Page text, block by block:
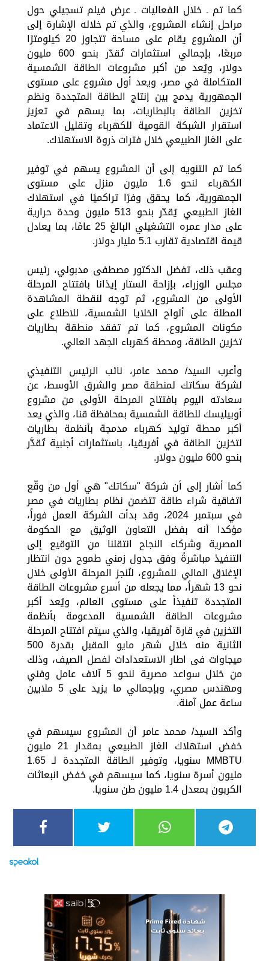
كما تم ـ خلال الفعاليات ـ عرض فيلم تسجيلي حول
مراحل إنشاء المشروع، والذي تم خلاله الإشارة إلى
أن المشروع يقام على مساحة تتجاوز 20 كيلومترًا
مربعًا، بإجمالي استثمارات تُقدّر بنحو 600 مليون
دولار، ويُعد من أكبر مشروعات الطاقة الشمسية
المتكاملة في مصر، ويعد أول مشروع على مستوى
الجمهورية يدمج بين إنتاج الطاقة المتجددة ونظم
تخزين الطاقة بالبطاريات، بما يسهم في تعزيز
استقرار الشبكة القومية للكهرباء وتقليل الاعتماد
على الغاز الطبيعي خلال فترات ذروة الاستهلاك.
كما تم التنويه إلى أن المشروع يسهم في توفير
الكهرباء لنحو 1.6 مليون منزل على مستوى
الجمهورية، كما يحقق وفرًا تراكميًا في استهلاك
الغاز الطبيعي يُقدّر بنحو 513 مليون وحدة حرارية
على مدار عمره التشغيلي البالغ 25 عامًا، بما يعادل
قيمة اقتصادية تقارب 5.1 مليار دولار.
وعقب ذلك، تفضل الدكتور مصطفى مدبولي، رئيس
مجلس الوزراء، بإزاحة الستار إيذانا بافتتاح المرحلة
الأولى من المشروع، ثم توجه لنقطة المشاهدة
المطلة على ألواح الخلايا الشمسية، للاطلاع على
مكونات المشروع، كما تم تفقد منطقة بطاريات
تخزين الطاقة، ومحطة كهرباء الجهد العالي.
وأعرب السيد/ محمد عامر، نائب الرئيس التنفيذي
لشركة سكاتك لمنطقة مصر والشرق الأوسط، عن
سعادته اليوم بافتتاح المرحلة الأولى من مشروع
أوبيليسك للطاقة الشمسية بمحافظة قنا، والذي يعد
أكبر محطة توليد كهرباء مدمجة بأنظمة بطاريات
لتخزين الطاقة في أفريقيا، باستثمارات أجنبية تُقدَّر
بنحو 600 مليون دولار.
كما أشار إلى أن شركة "سكاتك" هي أول من وقّع
اتفاقية شراء طاقة تتضمن نظام بطاريات في مصر
في سبتمبر 2024، وقد بدأت الشركة العمل فوراً،
مؤكدا أنه بفضل التعاون الوثيق مع الحكومة
المصرية وشركاء النجاح انتقلنا من التوقيع إلى
التنفيذ مباشرةً وفق جدول زمني طموح دون انتظار
الإغلاق المالي للمشروع، لنُنجز المرحلة الأولى خلال
نحو 13 شهراً، مما يجعله من أسرع مشروعات الطاقة
المتجددة تنفيذاً على مستوى العالم، ويُعد أكبر
مشروعات الطاقة الشمسية المدعومة بأنظمة
التخزين في قارة أفريقيا، والذي سيتم افتتاح المرحلة
الثانية منه خلال شهر مايو المقبل بقدرة 500
ميجاوات فى اطار الاستعدادات لفصل الصيف، وذلك
من خلال سواعد مصرية لنحو 5 آلاف عامل وفني
ومهندس مصري، وبإجمالي ما يزيد على 5 ملايين
ساعة عمل آمنة.
وأكد السيد/ محمد عامر أن المشروع سيسهم في
خفض استهلاك الغاز الطبيعي بمقدار 21 مليون
MMBTU سنويا، وتوفير الطاقة المتجددة لـ 1.65
مليون أسرة سنويا، كما سيسهم في خفض انبعاثات
الكربون بمعدل 1.4 مليون طن سنويا.